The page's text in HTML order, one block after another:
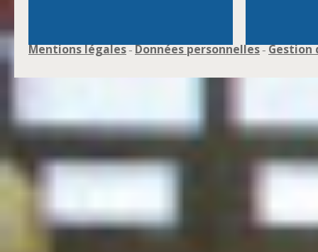
Mentions légales-Données personnelles-Gestion